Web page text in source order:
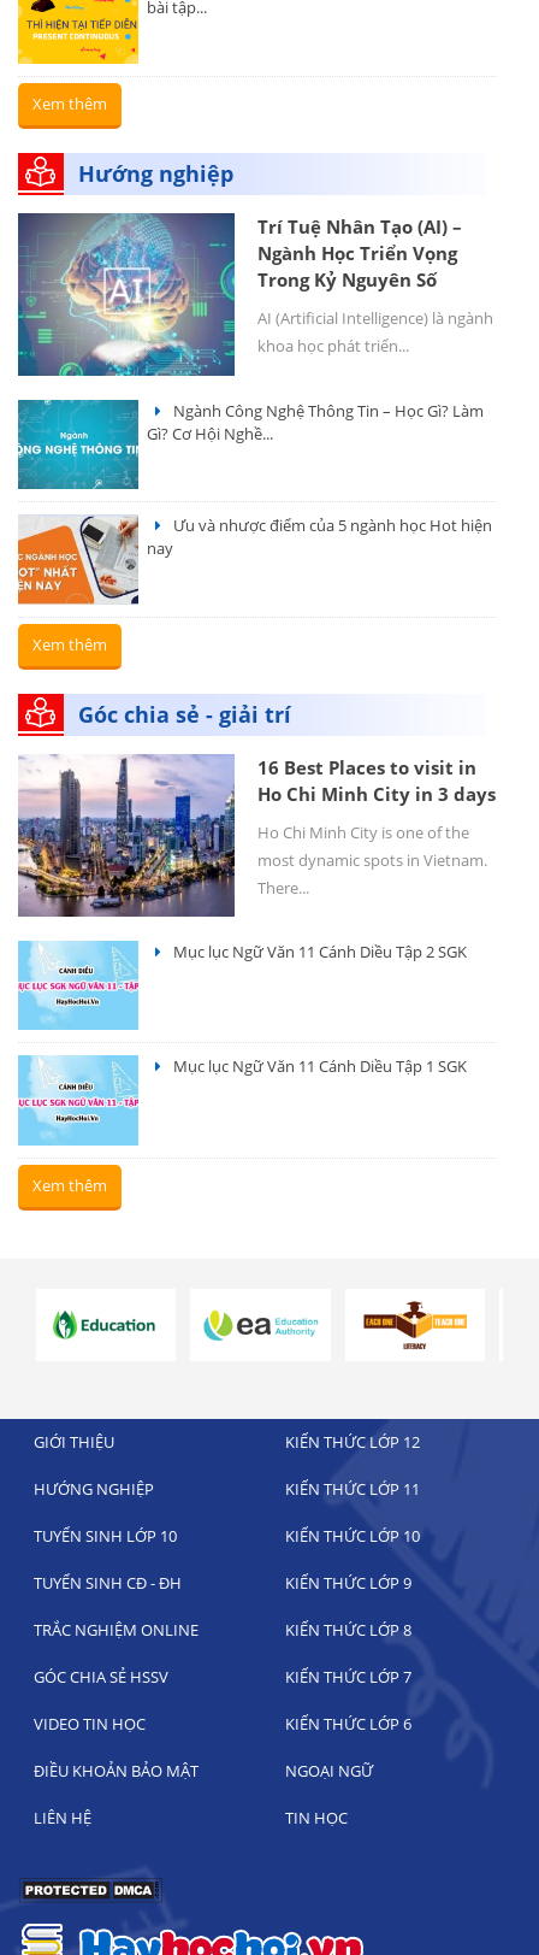
bài tập...
Xem thêm
Hướng nghiệp
Trí Tuệ Nhân Tạo (AI) –
Ngành Học Triển Vọng
Trong Kỷ Nguyên Số
AI (Artificial Intelligence) là ngành
khoa học phát triển...
Ngành Công Nghệ Thông Tin – Học Gì? Làm
Gì? Cơ Hội Nghề...
Ưu và nhược điểm của 5 ngành học Hot hiện
nay
Xem thêm
Góc chia sẻ - giải trí
16 Best Places to visit in
Ho Chi Minh City in 3 days
Ho Chi Minh City is one of the
most dynamic spots in Vietnam.
There...
Mục lục Ngữ Văn 11 Cánh Diều Tập 2 SGK
Mục lục Ngữ Văn 11 Cánh Diều Tập 1 SGK
Xem thêm
GIỚI THIỆU KIẾN THỨC LỚP 12
HƯỚNG NGHIỆP KIẾN THỨC LỚP 11
TUYỂN SINH LỚP 10 KIẾN THỨC LỚP 10
TUYỂN SINH CĐ - ĐH KIẾN THỨC LỚP 9
TRẮC NGHIỆM ONLINE KIẾN THỨC LỚP 8
GÓC CHIA SẺ HSSV KIẾN THỨC LỚP 7
VIDEO TIN HỌC KIẾN THỨC LỚP 6
ĐIỀU KHOẢN BẢO MẬT NGOẠI NGỮ
LIÊN HỆ TIN HỌC